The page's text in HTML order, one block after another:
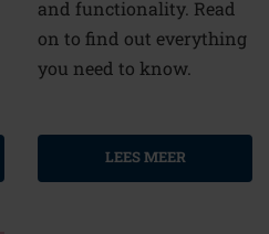
and functionality. Read
on to find out everything
you need to know.
LEES MEER